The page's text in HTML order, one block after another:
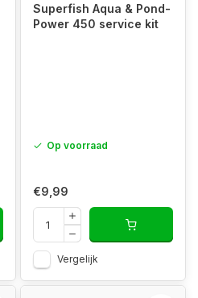
Superfish Aqua & Pond-
Power 450 service kit
Op voorraad
€9,99
Vergelijk